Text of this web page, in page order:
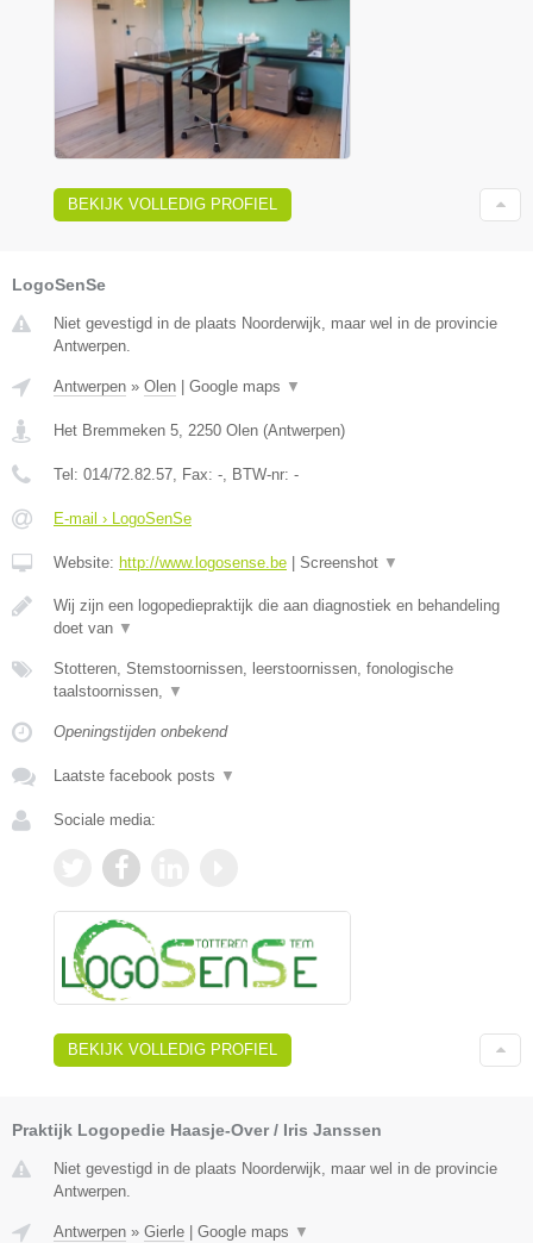
BEKIJK VOLLEDIG PROFIEL
LogoSenSe
Niet gevestigd in de plaats Noorderwijk, maar wel in de provincie
Antwerpen.
Antwerpen » Olen | Google maps ▼
Het Bremmeken 5 2250 Olen (Antwerpen)
Tel: 014/72.82.57 , Fax: - , BTW-nr: -
E-mail › LogoSenSe
Website: http://www.logosense.be | Screenshot ▼
Wij zijn een logopediepraktijk die aan diagnostiek en behandeling
doet van ▼
Stotteren, Stemstoornissen, leerstoornissen, fonologische
taalstoornissen,
▼
Openingstijden onbekend
Laatste facebook posts ▼
Sociale media:
BEKIJK VOLLEDIG PROFIEL
Praktijk Logopedie Haasje-Over / Iris Janssen
Niet gevestigd in de plaats Noorderwijk, maar wel in de provincie
Antwerpen.
Antwerpen » Gierle Google maps ▼